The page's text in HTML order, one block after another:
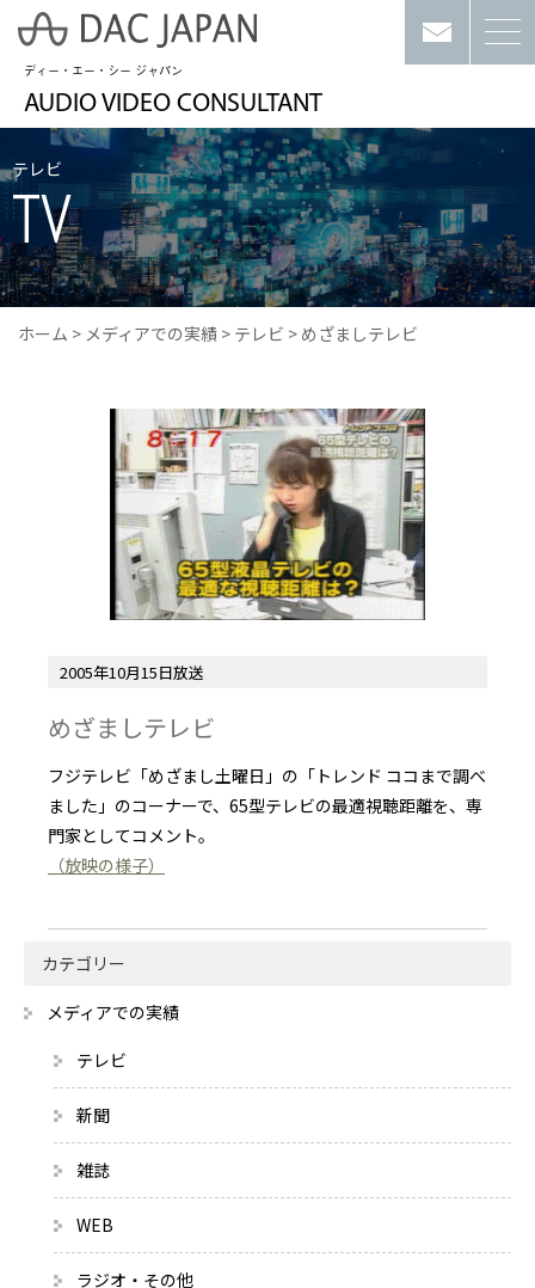
ディー・エー・シー ジャパン
AUDIO VIDEO CONSULTANT
テレビ
TV
ホーム > メディアでの実績 > テレビ > めざましテレビ
2005年10月15日放送
めざましテレビ
フジテレビ「めざまし土曜日」の「トレンド ココまで調べ
ました」のコーナーで、65型テレビの最適視聴距離を、専
門家としてコメント。
（放映の様子）
カテゴリー
メディアでの実績
テレビ
新聞
雑誌
WEB
ラジオ・その他